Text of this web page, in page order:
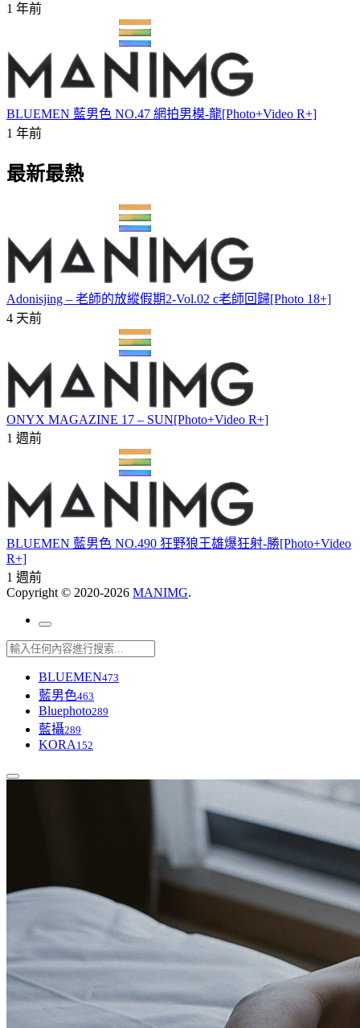
1 年前
BLUEMEN 藍男色 NO.47 網拍男模-龍[Photo+Video R+]
1 年前
最新最熱
Adonisjing – 老師的放縱假期2-Vol.02 c老師回歸[Photo 18+]
4 天前
ONYX MAGAZINE 17 – SUN[Photo+Video R+]
1 週前
BLUEMEN 藍男色 NO.490 狂野狼王雄爆狂射-勝[Photo+Video
R+]
1 週前
Copyright © 2020-2026 MANIMG.
BLUEMEN473
藍男色463
Bluephoto289
藍攝289
KORA 152